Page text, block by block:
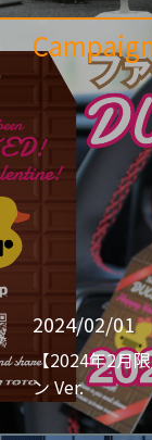
2024/02/01
【2024年2月
ン Ver.